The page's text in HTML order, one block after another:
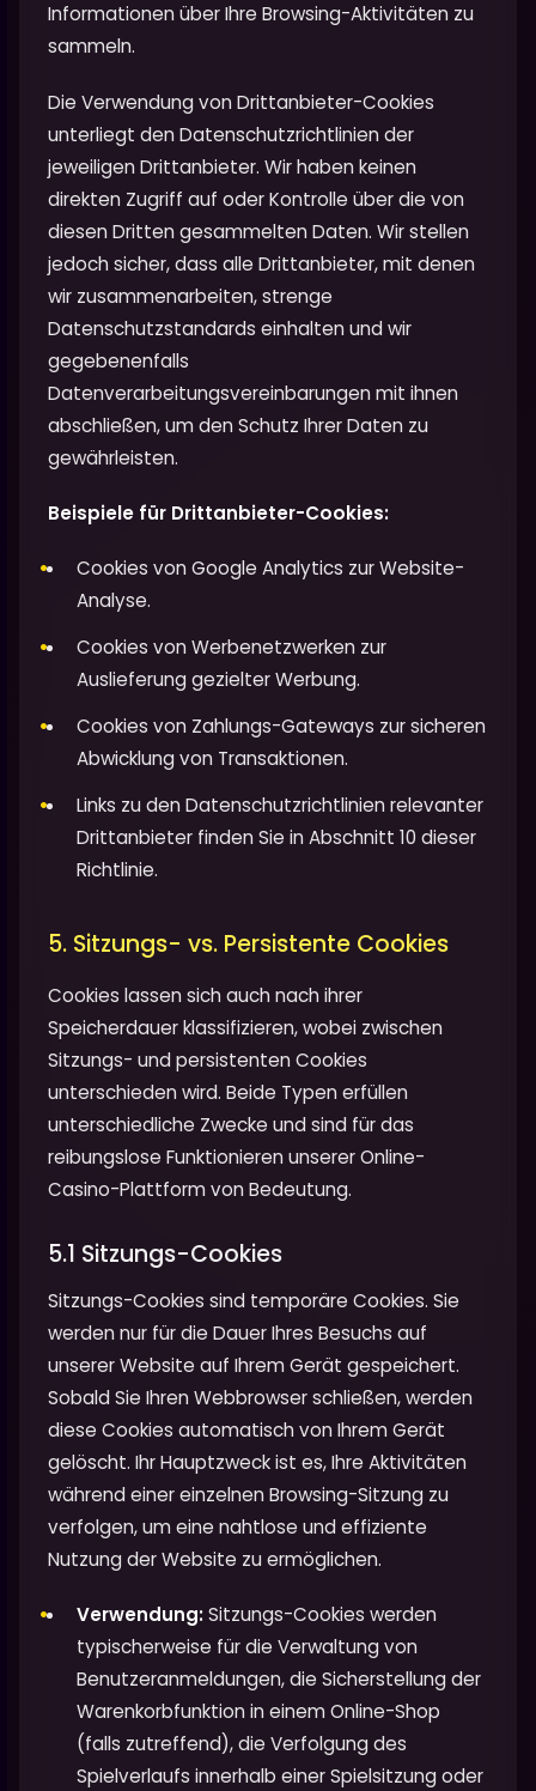
Informationen über Ihre Browsing-Aktivitäten zu
sammeln.
Die Verwendung von Drittanbieter-Cookies
unterliegt den Datenschutzrichtlinien der
jeweiligen Drittanbieter. Wir haben keinen
direkten Zugriff auf oder Kontrolle über die von
diesen Dritten gesammelten Daten. Wir stellen
jedoch sicher, dass alle Drittanbieter, mit denen
wir zusammenarbeiten, strenge
Datenschutzstandards einhalten und wir
gegebenenfalls
Datenverarbeitungsvereinbarungen mit ihnen
abschließen, um den Schutz Ihrer Daten zu
gewährleisten.
Beispiele für Drittanbieter-Cookies:
Cookies von Google Analytics zur Website-
Analyse.
Cookies von Werbenetzwerken zur
Auslieferung gezielter Werbung.
Cookies von Zahlungs-Gateways zur sicheren
Abwicklung von Transaktionen.
Links zu den Datenschutzrichtlinien relevanter
Drittanbieter finden Sie in Abschnitt 10 dieser
Richtlinie.
5. Sitzungs- vs. Persistente Cookies
Cookies lassen sich auch nach ihrer
Speicherdauer klassifizieren, wobei zwischen
Sitzungs- und persistenten Cookies
unterschieden wird. Beide Typen erfüllen
unterschiedliche Zwecke und sind für das
reibungslose Funktionieren unserer Online-
Casino-Plattform von Bedeutung.
5.1 Sitzungs-Cookies
Sitzungs-Cookies sind temporäre Cookies. Sie
werden nur für die Dauer Ihres Besuchs auf
unserer Website auf Ihrem Gerät gespeichert.
Sobald Sie Ihren Webbrowser schließen, werden
diese Cookies automatisch von Ihrem Gerät
gelöscht. Ihr Hauptzweck ist es, Ihre Aktivitäten
während einer einzelnen Browsing-Sitzung zu
verfolgen, um eine nahtlose und effiziente
Nutzung der Website zu ermöglichen.
Verwendung:Sitzungs-Cookies werden
typischerweise für die Verwaltung von
Benutzeranmeldungen, die Sicherstellung der
Warenkorbfunktion in einem Online-Shop
(falls zutreffend), die Verfolgung des
Spielverlaufs innerhalb einer Spielsitzung oder